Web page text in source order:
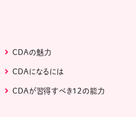
CDAの魅力
CDAになるには
CDAが習得すべき１２の能力